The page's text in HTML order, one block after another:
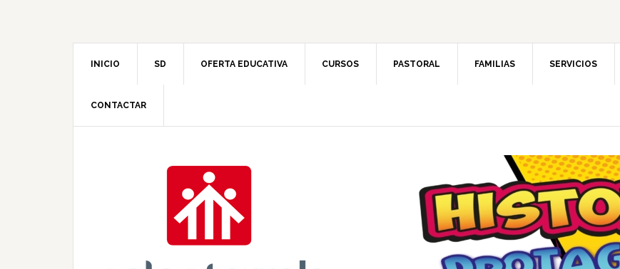
INICIO SD OFERTA EDUCATIVA CURSOS PASTORAL FAMILIAS SERVICIOS
CONTACTAR